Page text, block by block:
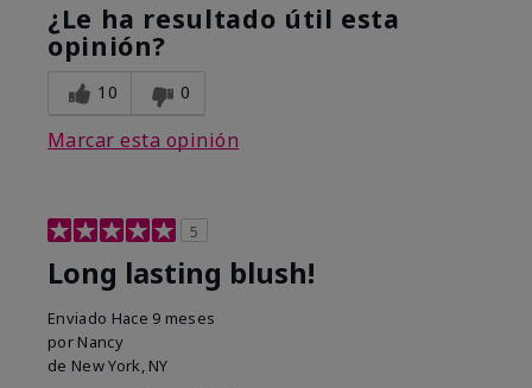
¿Le ha resultado útil esta
opinión?
10 0
Marcar esta opinión
5
Long lasting blush!
Enviado Hace 9 meses
por Nancy
de New York, NY